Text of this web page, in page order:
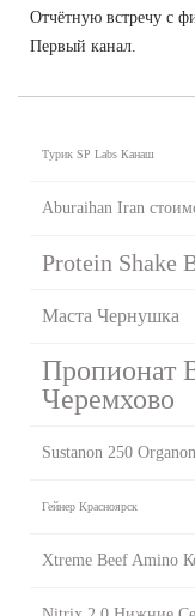
Отчётную встречу с
Первый канал.
Турик SP Labs Канаш
Aburaihan Iran
Protein Shake
Маста Чернушка
Пропионат
Черемхово
Sustanon 250 Organon
Гейнер Красноярск
Xtreme Beef Amino